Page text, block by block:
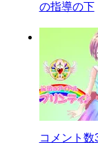
の指導の下
コメント数